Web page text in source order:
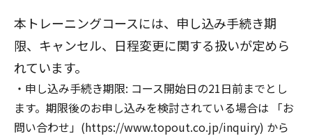
本トレーニングコースには、申し込み手続き期
限、キャンセル、日程変更に関する扱いが定めら
れています。
申し込み手続き期限: コース開始日の21日前までとし
ます。期限後のお申し込みを検討されている場合は 「お
問い合わせ」(https://www.topout.co.jp/inquiry) から